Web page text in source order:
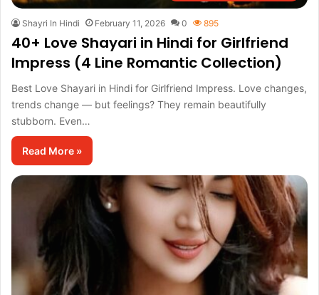
Shayri In Hindi February 11, 2026 0 895
40+ Love Shayari in Hindi for Girlfriend
Impress (4 Line Romantic Collection)
Best Love Shayari in Hindi for Girlfriend Impress. Love changes,
trends change — but feelings? They remain beautifully
stubborn. Even…
Read More »